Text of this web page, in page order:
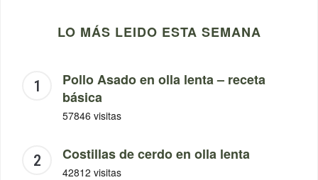
LO MÁS LEIDO ESTA SEMANA
Pollo Asado en olla lenta – receta
básica
57846 visitas
Costillas de cerdo en olla lenta
42812 visitas